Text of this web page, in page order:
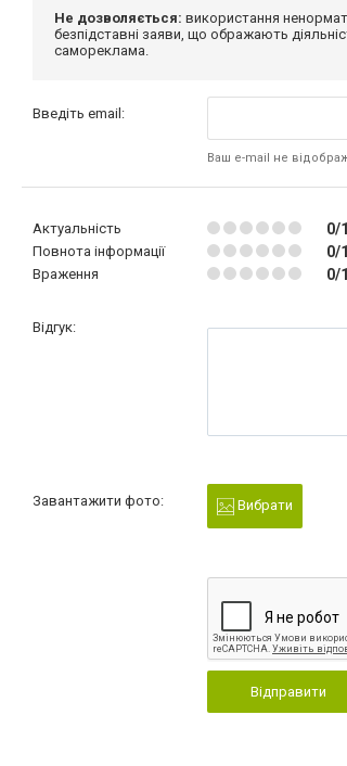
Не дозволяється: використання
безпідставні заяви, що ображають
самореклама.
Введіть email:
Ваш e-mail не
Актуальність 0/
Повнота інформації 0/
Враження 0/
Відгук:
Завантажити фото: Вибрати
Відправити